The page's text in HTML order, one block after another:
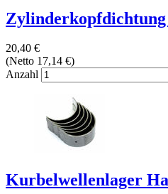
Zylinderkopfdichtung
20,40 €
(Netto 17,14 €)
Anzahl
Kurbelwellenlager